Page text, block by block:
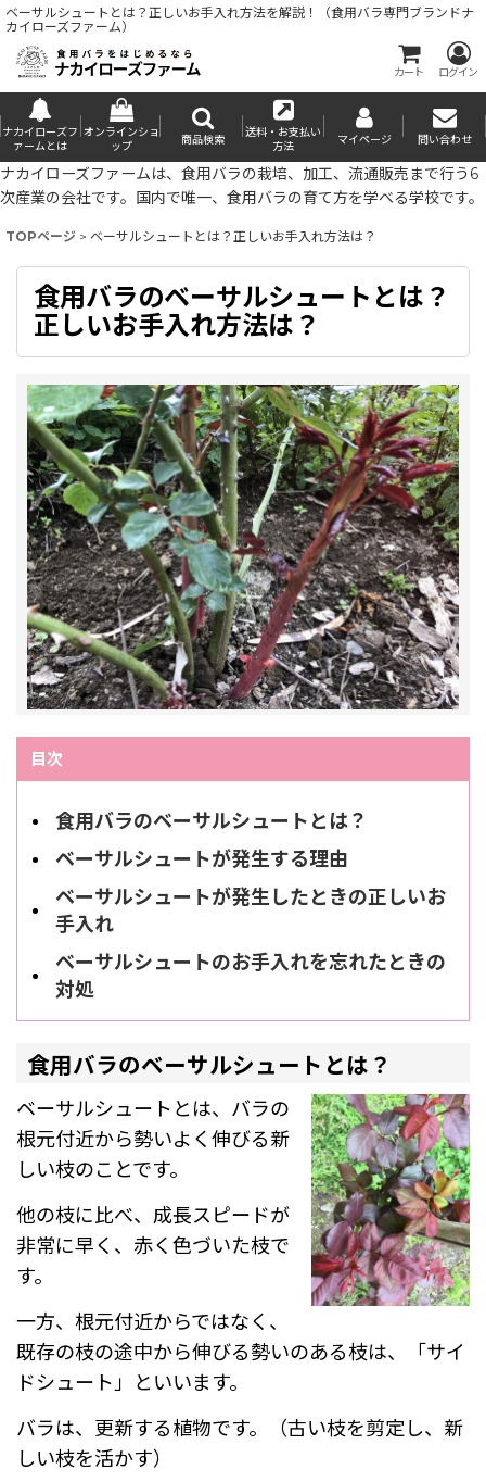
ベーサルシュートとは？正しいお手入れ方法を解説！（食用バラ専門ブランドナ
カイローズファーム）
カート ログイン
ナカイローズフ
ァームとは
オンラインショ
ップ
商品検索
送料・お支払い
方法
マイページ 問い合わせ
ナカイローズファームは、食用バラの栽培、加工、流通販売まで行う6
次産業の会社です。国内で唯一、食用バラの育て方を学べる学校です。
TOPページ > ベーサルシュートとは？正しいお手入れ方法は？
食用バラのベーサルシュートとは？
正しいお手入れ方法は？
目次
食用バラのベーサルシュートとは？
ベーサルシュートが発生する理由
ベーサルシュートが発生したときの正しいお
手入れ
ベーサルシュートのお手入れを忘れたときの
対処
食用バラのベーサルシュートとは？
ベーサルシュートとは、バラの
根元付近から勢いよく伸びる新
しい枝のことです。
他の枝に比べ、成長スピードが
非常に早く、赤く色づいた枝で
す。
一方、根元付近からではなく、
既存の枝の途中から伸びる勢いのある枝は、「サイ
ドシュート」といいます。
バラは、更新する植物です。（古い枝を剪定し、新
しい枝を活かす）